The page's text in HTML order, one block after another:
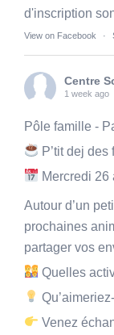
d'inscription
View on Facebook ·
Centre
1 week ago
Pôle famille -
P’tit dej
Mercredi 26
Autour d’un
prochaines
partager vos
Quelles
Venez